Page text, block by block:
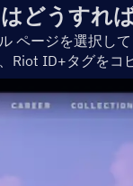
どうすれ
ページを選択し
Riot ID+タグをコ